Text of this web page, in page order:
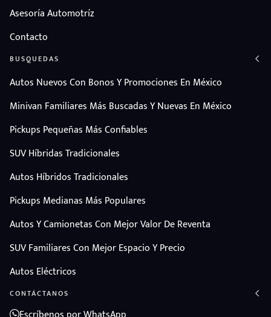
Asesoría Automotríz
Contacto
BUSQUEDAS
Autos Nuevos Con Bonos Y Promociones En México
Minivan Familiares Más Buscadas Y Nuevas En México
Pickups Pequeñas Más Confiables
SUV Híbridas Tradicionales
Autos Híbridos Tradicionales
Pickups Medianas Más Populares
Autos Y Camionetas Con Mejor Valor De Reventa
SUV Familiares Con Mejor Espacio Y Precio
Autos Eléctricos
CONTÁCTANOS